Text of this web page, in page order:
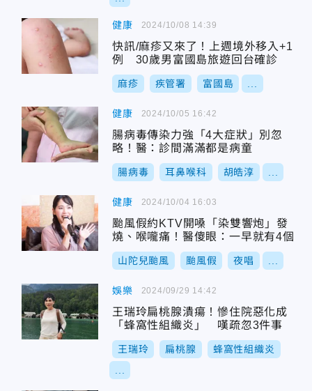
健康
快訊/麻疹又來了！上週境外移入+1
例 30歲男富國島旅遊回台確診
麻疹 疾管署 富國島
2024/10/08 14:39
健康
腸病毒傳染力強「4大症狀」別忽
略！醫：診間滿滿都是病童
腸病毒 耳鼻喉科 胡皓淳
2024/10/05 16:42
健康
颱風假約KTV開嗓「染雙響炮」發
燒、喉嚨痛！醫傻眼：一早就有4個
山陀兒颱風 颱風假 夜唱
2024/10/04 16:03
娛樂
王瑞玲扁桃腺潰瘍！慘住院惡化成
「蜂窩性組織炎」 嘆疏忽3件事
王瑞玲 扁桃腺 蜂窩性組織炎
2024/09/29 14:42